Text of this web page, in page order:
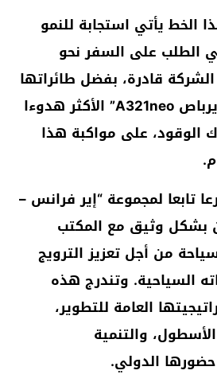
الخط يأتي استجابة للنمو
الطلب على السفر نحو
قادرة، بفضل طائراتها
الجديدة من طراز “إيرباص A321neo” الأكثر هدوءا
الوقود، على مواكبة هذا
تابعا لمجموعة “إير فرانس –
بشكل وثيق مع المكتب
من أجل تعزيز الترويج
السياحية. وتندرج هذه
العامة للتطوير،
والتنمية
حضورها الدولي.